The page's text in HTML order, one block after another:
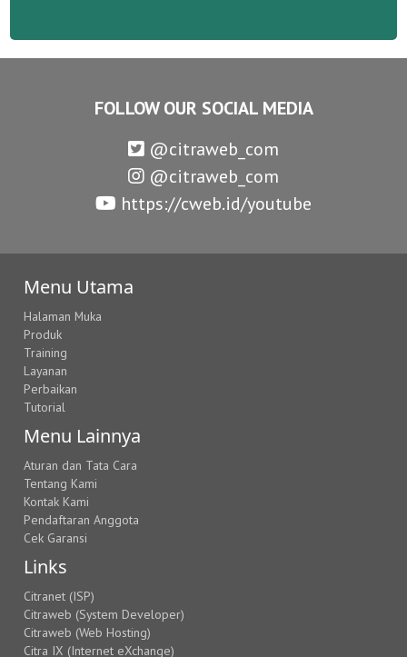
FOLLOW OUR SOCIAL MEDIA
@citraweb_com
@citraweb_com
https://cweb.id/youtube
Menu Utama
Halaman Muka
Produk
Training
Layanan
Perbaikan
Tutorial
Menu Lainnya
Aturan dan Tata Cara
Tentang Kami
Kontak Kami
Pendaftaran Anggota
Cek Garansi
Links
Citranet (ISP)
Citraweb (System Developer)
Citraweb (Web Hosting)
Citra IX (Internet eXchange)